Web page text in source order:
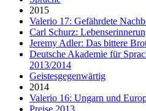
2015
Valerio 17: Gefährdete
Carl Schurz:
Jeremy Adler: Das bittere
Deutsche Akademie für
2013/2014
Geistesgegenwärtig
2014
Valerio 16: Ungarn und
Preise 2013